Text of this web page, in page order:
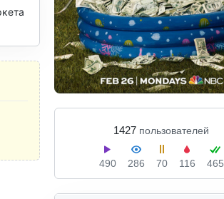
1427 пользователей
490 286 70 116 465